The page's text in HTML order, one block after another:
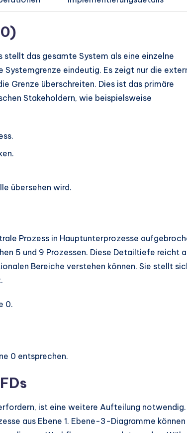
das gesamte System als eine einzelne
Systemgrenze eindeutig. Es zeigt nur die
Grenze überschreiten. Dies ist das primäre
Stakeholdern, wie beispielsweise
übersehen wird.
Prozess in Hauptunterprozesse
5 und 9 Prozessen. Diese Detailtiefe reicht
Bereiche verstehen können. Sie stellt
0.
0 entsprechen.
ist eine weitere Aufteilung notwendig.
aus Ebene 1. Ebene-3-Diagramme